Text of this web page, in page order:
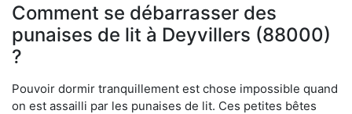
Comment se débarrasser des
punaises de lit à Deyvillers (88000)
?
Pouvoir dormir tranquillement est chose impossible quand
on est assailli par les punaises de lit. Ces petites bêtes